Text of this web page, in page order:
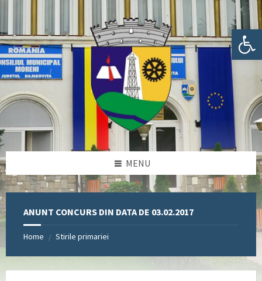
Deschide bara de unelte
sidebar
sidebar
MENU
ANUNT CONCURS DIN DATA DE 03.02.2017
Home / Stirile primariei